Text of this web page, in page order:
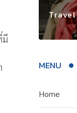
มี
Travel
MENU
Home